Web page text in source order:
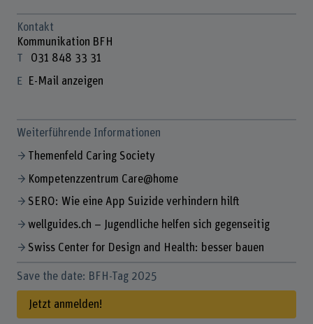
Kontakt
Kommunikation BFH
031 848 33 31
E-Mail anzeigen
Weiterführende Informationen
Themenfeld Caring Society
Kompetenzzentrum Care@home
SERO: Wie eine App Suizide verhindern hilft
wellguides.ch – Jugendliche helfen sich gegenseitig
Swiss Center for Design and Health: besser bauen
Save the date: BFH-Tag 2025
Jetzt anmelden!